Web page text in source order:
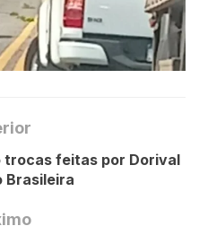
trocas feitas por Dorival
Brasileira